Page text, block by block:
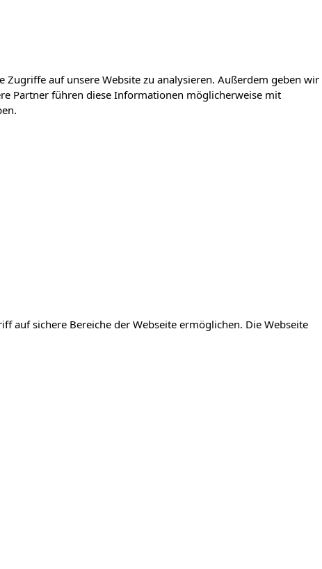
auf unsere Website zu analysieren. Außerdem geben wir
Partner führen diese Informationen möglicherweise mit
auf sichere Bereiche der Webseite ermöglichen. Die Webseite